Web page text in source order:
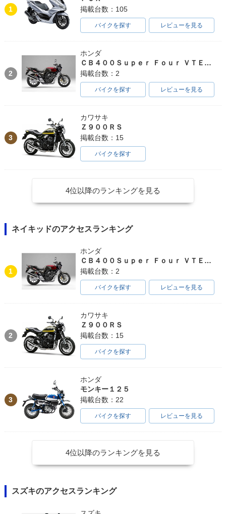
1
掲載台数：105
バイクを探す レビューを見る
2
ホンダ
ＣＢ４００Ｓｕｐｅｒ Ｆｏｕｒ ＶＴＥＣ ＳＰＥＣ３
掲載台数：2
バイクを探す レビューを見る
3
カワサキ
Ｚ９００ＲＳ
掲載台数：15
バイクを探す
4位以降のランキングを見る
ネイキッドのアクセスランキング
1
ホンダ
ＣＢ４００Ｓｕｐｅｒ Ｆｏｕｒ ＶＴＥＣ ＳＰＥＣ３
掲載台数：2
バイクを探す レビューを見る
2
カワサキ
Ｚ９００ＲＳ
掲載台数：15
バイクを探す
3
ホンダ
モンキー１２５
掲載台数：22
バイクを探す レビューを見る
4位以降のランキングを見る
スズキのアクセスランキング